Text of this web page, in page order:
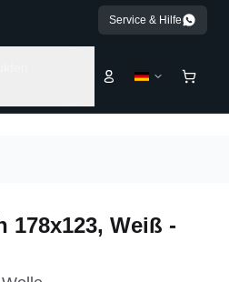
Service & Hilfe
178x123, Weiß -